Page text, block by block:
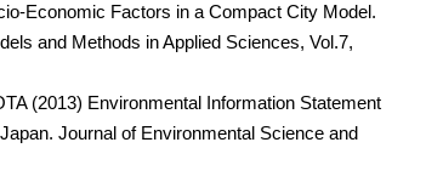
Economic Factors in a Compact City Model.
and Methods in Applied Sciences, Vol.7,
(2013) Environmental Information Statement
Journal of Environmental Science and